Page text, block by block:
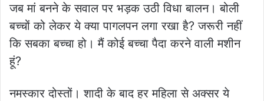
जब मां बनने के सवाल पर भड़क उठी विधा बालन। बोली
बच्चों को लेकर ये क्या पागलपन लगा रखा है? जरूरी नहीं
कि सबका बच्चा हो। मैं कोई बच्चा पैदा करने वाली मशीन
हूं?
नमस्कार दोस्तों। शादी के बाद हर महिला से अक्सर ये